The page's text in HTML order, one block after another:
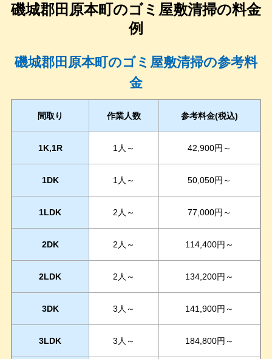
磯城郡田原本町のゴミ屋敷清掃の料金
例
磯城郡田原本町のゴミ屋敷清掃の参考料
金
間取り 作業人数 参考料金(税込)
1K,1R 1人～ 42,900円～
1DK 1人～ 50,050円～
1LDK 2人～ 77,000円～
2DK 2人～ 114,400円～
2LDK 2人～ 134,200円～
3DK 3人～ 141,900円～
3LDK 3人～ 184,800円～